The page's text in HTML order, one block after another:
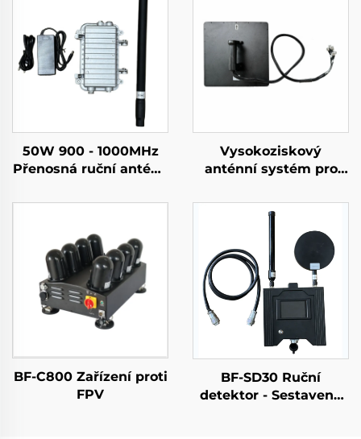
50W 900 - 1000MHz
Přenosná ruční anténa
detekci dronů
Vysokoziskový
anténní systém pro
dosahu v určitém
směru, rušič signálů
UAV, účinná
frekvenční ochrana
proti signálům dronů
BF-C800 Zařízení proti
FPV
BF-SD30 Ruční
detektor - Sestavená